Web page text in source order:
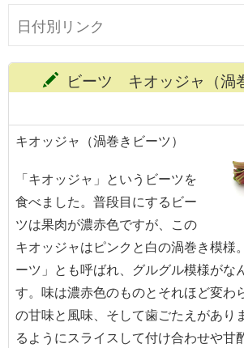
日付別リンク
ビーツ キオッジャ（渦
キオッジャ（渦巻きビーツ）
「キオッジャ」というビーツを
食べました。普段目にするビー
ツは果肉が濃赤色ですが、この
キオッジャはピンクと白の渦巻き模様
ーツ」とも呼ばれ、グルグル模様がな
す。味は濃赤色のものとそれほど変わ
の甘味と風味、そして歯ごたえがあり
るようにスライスして付け合わせや甘